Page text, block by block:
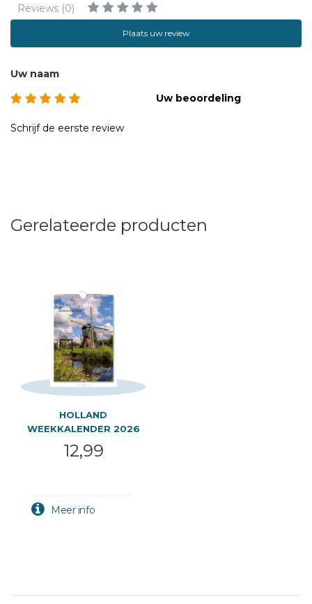
Voor liefhebbers van Nederland, fotografie en overzicht -
plan je jaar met trots en Hollandse flair.
Reviews (0)
Plaats uw review
Uw naam
Uw beoordeling
Schrijf de eerste review
Gerelateerde producten
HOLLAND
WEEKKALENDER 2026
12,99